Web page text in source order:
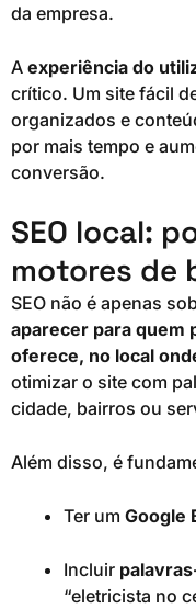
da empresa.
A experiência do
crítico. Um site fácil
organizados e
por mais tempo e
conversão.
SEO local:
motores de
SEO não é apenas
aparecer para quem
oferece, no local
otimizar o site com
cidade, bairros ou
Além disso, é
Ter um Google
Incluir
“eletricista no